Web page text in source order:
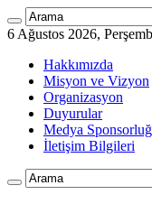
6 Ağustos 2026,
Hakkımızda
Misyon ve Vizyon
Organizasyon
Duyurular
Medya
İletişim Bilgileri